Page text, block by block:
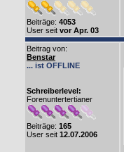
Beiträge: 4053
User seit vor Apr. 03
Beitrag von:
Benstar
... ist OFFLINE
Schreiberlevel:
Forenuntertertianer
Beiträge: 165
User seit 12.07.2006